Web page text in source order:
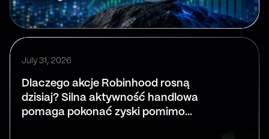
July 31, 2026
Dlaczego akcje Robinhood rosną
dzisiaj? Silna aktywność handlowa
pomaga pokonać zyski pomimo